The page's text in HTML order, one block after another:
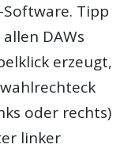
Software. Tipp
DAWs
erzeugt,
oder rechts)
linker